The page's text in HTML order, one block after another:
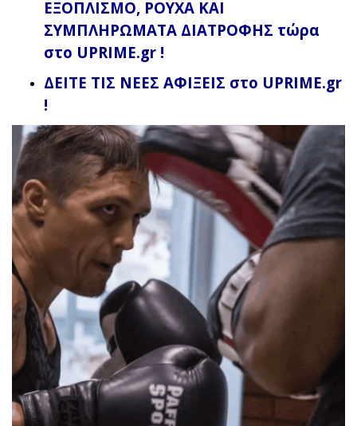
ΕΞΟΠΛΙΣΜΟ, ΡΟΥΧΑ ΚΑΙ
ΣΥΜΠΛΗΡΩΜΑΤΑ ΔΙΑΤΡΟΦΗΣ τώρα
στο UPRIME.gr !
ΔΕΙΤΕ ΤΙΣ ΝΕΕΣ ΑΦΙΞΕΙΣ στο UPRIME.gr
!